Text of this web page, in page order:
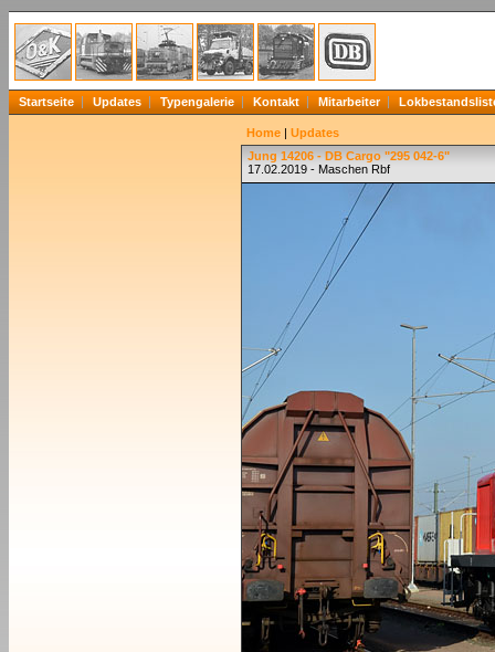
Startseite Updates Typengalerie Kontakt Mitarbeiter
Home | Updates
Jung 14206 - DB Cargo "295 042-6"
17.02.2019 - Maschen Rbf